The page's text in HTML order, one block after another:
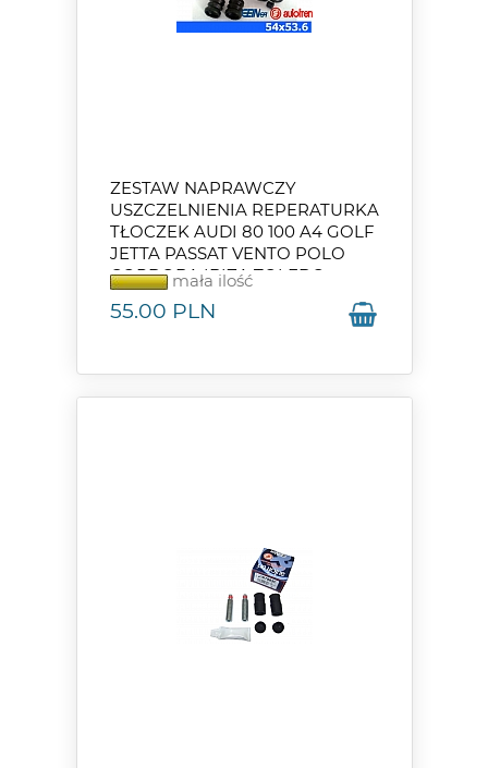
ZESTAW NAPRAWCZY
USZCZELNIENIA REPERATURKA
TŁOCZEK AUDI 80 100 A4 GOLF
JETTA PASSAT VENTO POLO
CORDOBA IBIZA TOLEDO
mała ilość
55.00 PLN